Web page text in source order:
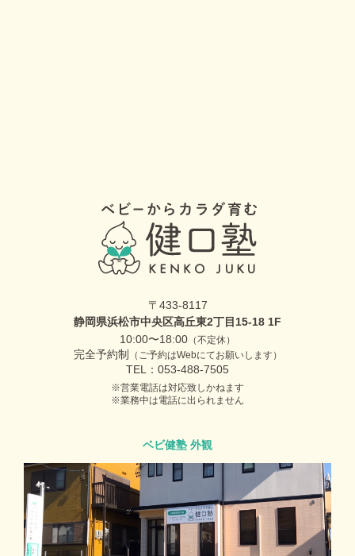
〒433-8117
静岡県浜松市中央区高丘東2丁目15-18 1F
10:00〜18:00 （不定休）
完全予約制 （ご予約はWebにてお願いします）
TEL：053-488-7505
営業電話は対応致しかねます
業務中は電話に出られません
ベビ健塾 外観